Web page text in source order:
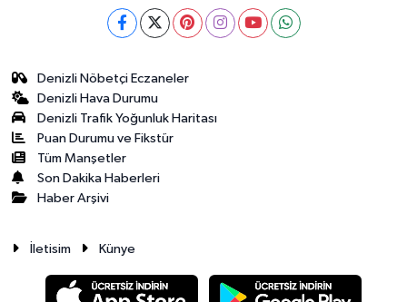
Denizli Nöbetçi Eczaneler
Denizli Hava Durumu
Denizli Trafik Yoğunluk Haritası
Puan Durumu ve Fikstür
Tüm Manşetler
Son Dakika Haberleri
Haber Arşivi
İletisim Künye